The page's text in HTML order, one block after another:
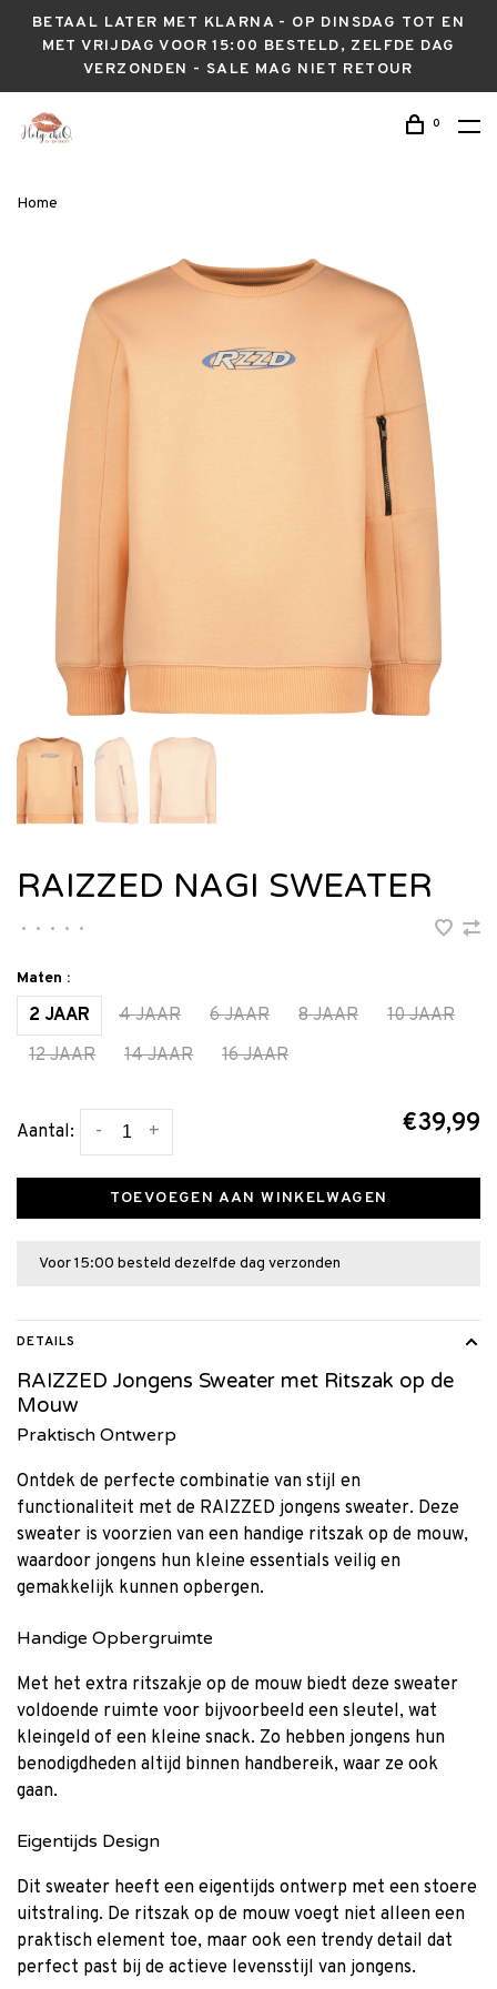
BETAAL LATER MET KLARNA - OP DINSDAG TOT EN
MET VRIJDAG VOOR 15:00 BESTELD, ZELFDE DAG
VERZONDEN - SALE MAG NIET RETOUR
0
Home
RAIZZED NAGI SWEATER
• • • • •
Maten :
2 JAAR 4 JAAR 6 JAAR 8 JAAR
10 JAAR
12 JAAR
14 JAAR 16 JAAR
Aantal: +
- €39,99
TOEVOEGEN AAN WINKELWAGEN
Voor 15:00 besteld dezelfde dag verzonden
DETAILS
RAIZZED Jongens Sweater met Ritszak op de
Mouw
Praktisch Ontwerp
Ontdek de perfecte combinatie van stijl en
functionaliteit met de RAIZZED jongens sweater. Deze
sweater is voorzien van een handige ritszak op de mouw,
waardoor jongens hun kleine essentials veilig en
gemakkelijk kunnen opbergen.
Handige Opbergruimte
Met het extra ritszakje op de mouw biedt deze sweater
voldoende ruimte voor bijvoorbeeld een sleutel, wat
kleingeld of een kleine snack. Zo hebben jongens hun
benodigdheden altijd binnen handbereik, waar ze ook
gaan.
Eigentijds Design
Dit sweater heeft een eigentijds ontwerp met een stoere
uitstraling. De ritszak op de mouw voegt niet alleen een
praktisch element toe, maar ook een trendy detail dat
perfect past bij de actieve levensstijl van jongens.